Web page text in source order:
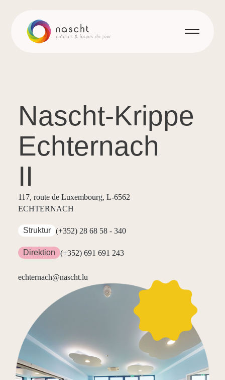
Nascht-Krippe
Echternach
II
117, route de Luxembourg, L-6562
ECHTERNACH
Struktur (+352) 28 68 58 - 340
Direktion (+352) 691 691 243
echternach@nascht.lu